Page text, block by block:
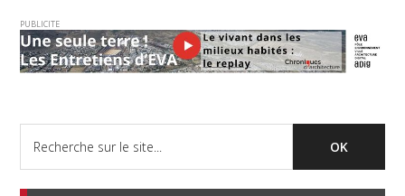
PUBLICITE